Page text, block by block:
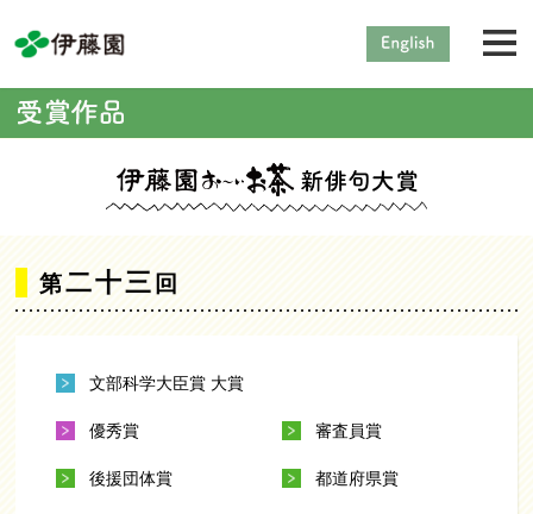
第二十三 回
文部科学大臣賞 大賞
優秀賞 審査員賞
後援団体賞 都道府県賞